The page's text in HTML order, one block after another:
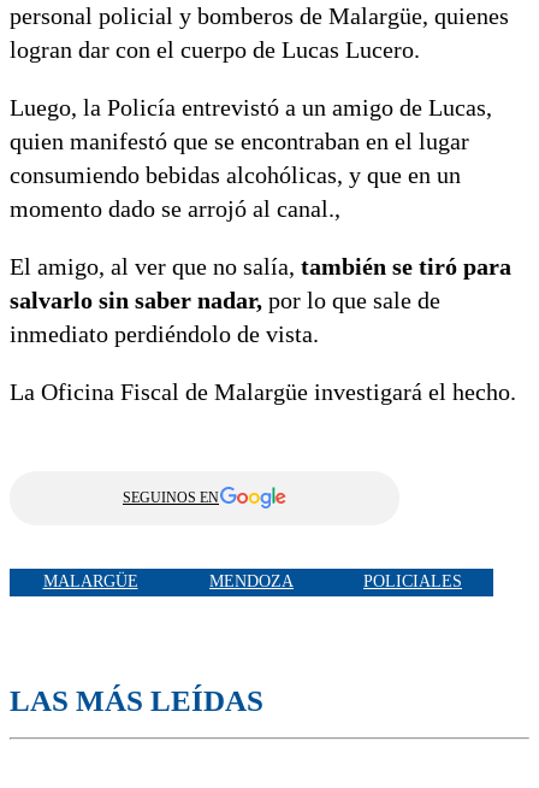
personal policial y bomberos de Malargüe, quienes
logran dar con el cuerpo de Lucas Lucero.
Luego, la Policía entrevistó a un amigo de Lucas,
quien manifestó que se encontraban en el lugar
consumiendo bebidas alcohólicas, y que en un
momento dado se arrojó al canal.,
El amigo, al ver que no salía, también se tiró para
salvarlo sin saber nadar, por lo que sale de
inmediato perdiéndolo de vista.
La Oficina Fiscal de Malargüe investigará el hecho.
SEGUINOS EN
MALARGÜE MENDOZA POLICIALES
LAS MÁS LEÍDAS